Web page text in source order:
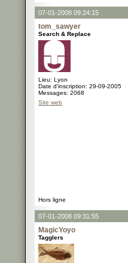
07-01-2008 09:24:15
tom_sawyer
Search & Replace
Lieu: Lyon
Date d'inscription: 29-09-2005
Messages: 2068
Site web
Hors ligne
07-01-2008 09:31:55
MagicYoyo
Tagglers